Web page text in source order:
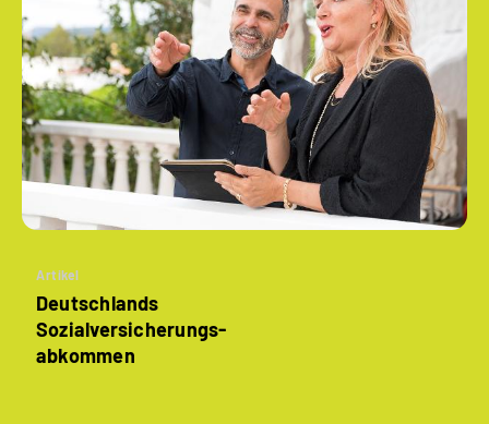
Artikel
Deutschlands
Sozialversicherungs­
abkommen